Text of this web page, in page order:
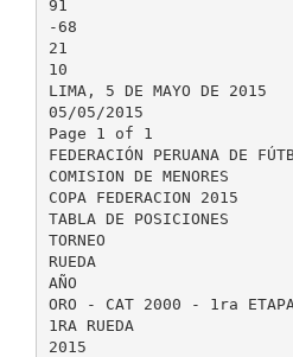
91
-68
21
10
LIMA, 5 DE MAYO DE 2015
05/05/2015
Page 1 of 1
FEDERACIÓN PERUANA DE
COMISION DE MENORES
COPA FEDERACION 2015
TABLA DE POSICIONES
TORNEO
RUEDA
AÑO
ORO - CAT 2000 - 1ra ETAPA
1RA RUEDA
2015